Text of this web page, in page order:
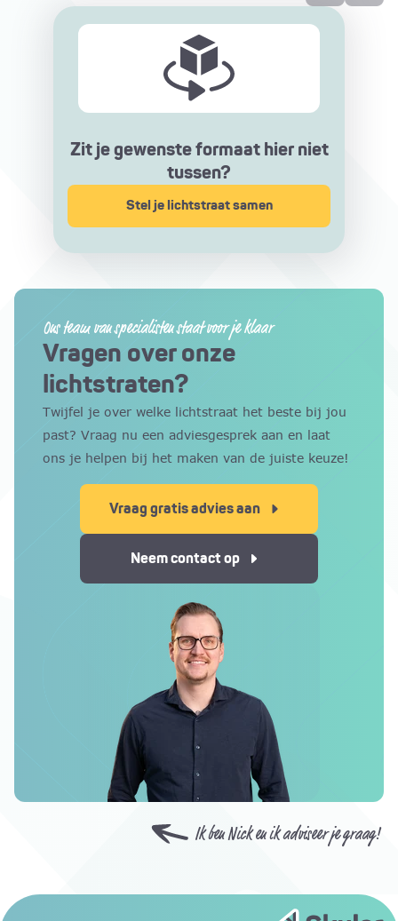
Zit je gewenste formaat hier niet
tussen?
Stel je lichtstraat samen
Ik ben Nick en ik adviseer je graag!
Ons team van specialisten staat voor je klaar
Vragen over onze
lichtstraten?
Twijfel je over welke lichtstraat het beste bij jou
past? Vraag nu een adviesgesprek aan en laat
ons je helpen bij het maken van de juiste keuze!
Vraag gratis advies aan
Neem contact op